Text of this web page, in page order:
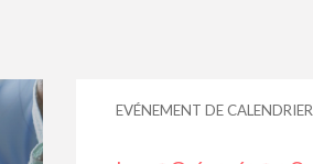
EVÉNEMENT DE CALENDRIER